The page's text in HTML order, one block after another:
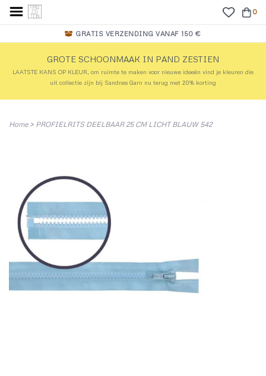
0
GRATIS VERZENDING VANAF 150 €
GROTE SCHOONMAAK IN PAND ZESTIEN
LAATSTE KANS OP KLEUR, om ruimte te maken voor nieuwe ideeën vind je kleuren die
uit collectie zijn bij Sandnes Garn nu terug met 20% korting
Home> PROFIELRITS DEELBAAR 25 CM LICHT BLAUW 542